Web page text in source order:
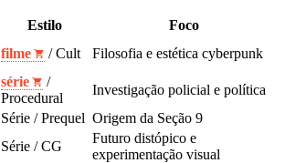
Estilo
Foco
filme / Cult
Filosofia e estética cyberpunk
série
/
Procedural
Investigação policial e política
Série / Prequel Origem da Seção 9
Série / CG
Futuro distópico e
experimentação visual